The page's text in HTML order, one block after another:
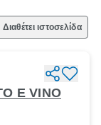
Διαθέτει ιστοσελίδα
E VINO